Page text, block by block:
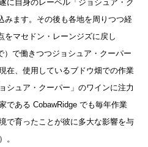
に自身のレーベル「ジョシュア・ク
みます。その後も各地を周りつつ経
をマセドン・レーンジズに戻し
）で働きつつジョシュア・クーパー
在、使用しているブドウ畑での作業
シュア・クーパー」のワインに注力
である CobawRidge でも毎年作業
で育ったことが彼に多大な影響を与
。